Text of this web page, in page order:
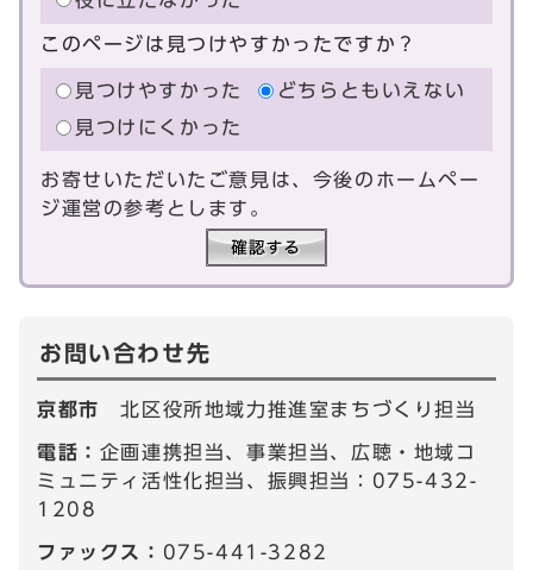
このページは見つけやすかったですか？
見つけやすかった
どちらともいえない
見つけにくかった
お寄せいただいたご意見は、今後のホームペー
ジ運営の参考とします。
お問い合わせ先
京都市北区役所地域力推進室まちづくり担当
電話： 企画連携担当、事業担当、広聴・地域コ
ミュニティ活性化担当、振興担当：075-432-
1208
ファックス： 075-441-3282